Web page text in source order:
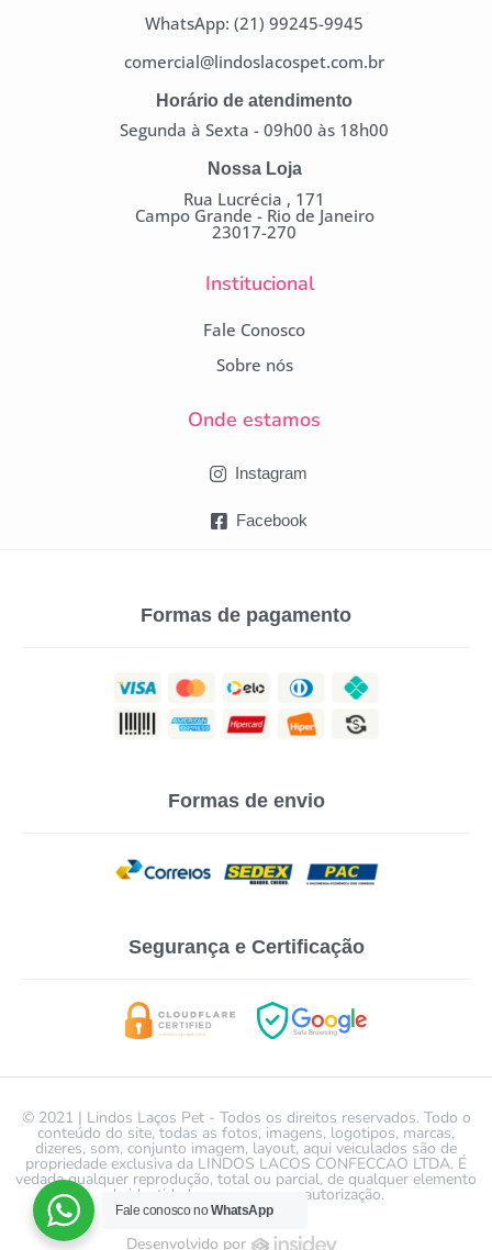
WhatsApp: (21) 99245-9945
comercial@lindoslacospet.com.br
Horário de atendimento
Segunda à Sexta - 09h00 às 18h00
Nossa Loja
Rua Lucrécia , 171
Campo Grande - Rio de Janeiro
23017-270
Institucional
Fale Conosco
Sobre nós
Onde estamos
Instagram
Facebook
Formas de pagamento
Formas de envio
Segurança e Certificação
© 2021 | Lindos Laços Pet - Todos os direitos reservados. Todo o
conteúdo do site, todas as fotos, imagens, logotipos, marcas,
dizeres, som, conjunto imagem, layout, aqui veiculados são de
propriedade exclusiva da LINDOS LACOS CONFECCAO LTDA. É
vedada qualquer reprodução, total ou parcial, de qualquer elemento
de identidade, sem expressa autorização.
Desenvolvido por
Fale conosco noWhatsApp